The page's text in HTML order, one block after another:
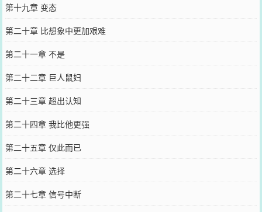
第十九章 变态
第二十章 比想象中更加艰难
第二十一章 不是
第二十二章 巨人鼠妇
第二十三章 超出认知
第二十四章 我比他更强
第二十五章 仅此而已
第二十六章 选择
第二十七章 信号中断